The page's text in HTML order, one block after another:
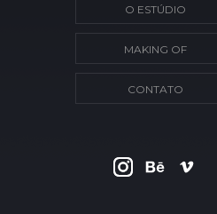
O ESTÚDIO
MAKING OF
CONTATO